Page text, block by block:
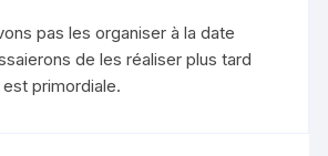
pas les organiser à la date
de les réaliser plus tard
primordiale.